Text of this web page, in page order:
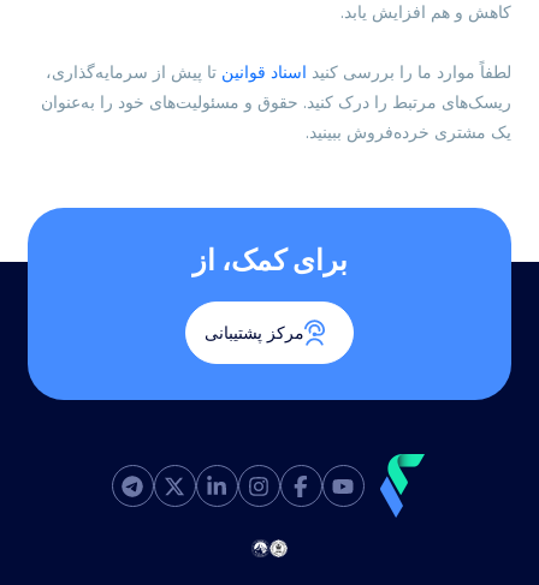
کاهش و هم افزایش یابد.
لطفاً موارد ما را بررسی کنید اسناد قوانین تا پیش از سرمایه‌گذاری،
ریسک‌های مرتبط را درک کنید. حقوق و مسئولیت‌های خود را به‌عنوان
یک مشتری خرده‌فروش ببینید.
برای کمک، از
مرکز پشتیبانی